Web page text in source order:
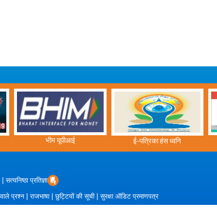
भीम यूपीआई ई-पत्रिका हंस ध्वनि
| सत्यनिष्ठा प्रतिज्ञा
प्रश्न | राजभाषा| छुट्टियों की सूची| सुरक्षा ऑडिट प्रमाणपत्र